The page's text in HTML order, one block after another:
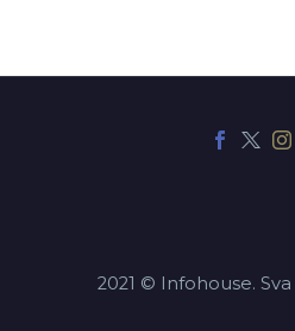
2021 © Infohouse.